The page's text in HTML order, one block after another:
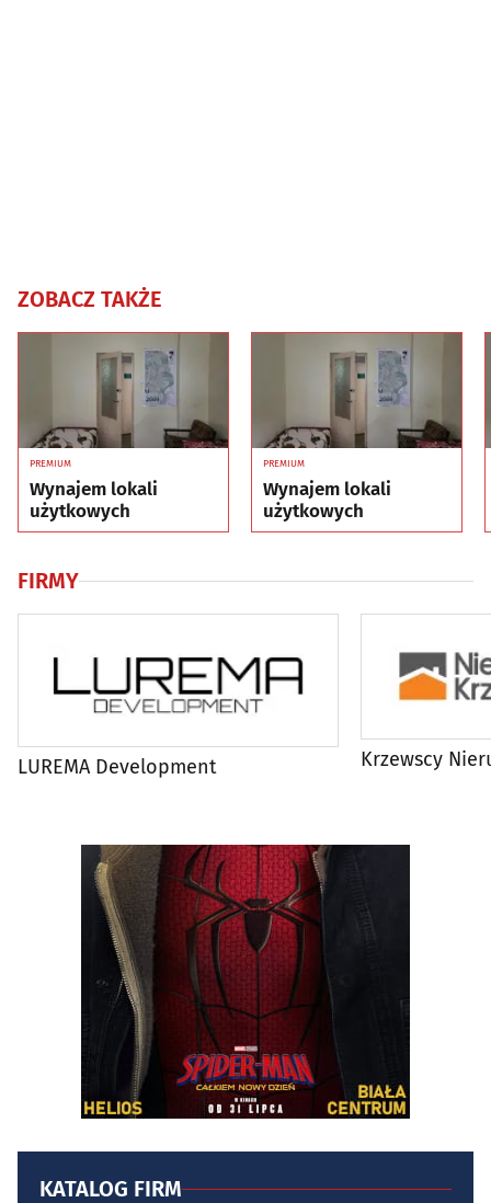
ZOBACZ TAKŻE
PREMIUM
Wynajem lokali
użytkowych
PREMIUM
Wynajem lokali
użytkowych
FIRMY
LUREMA Development Krzewscy
KATALOG FIRM